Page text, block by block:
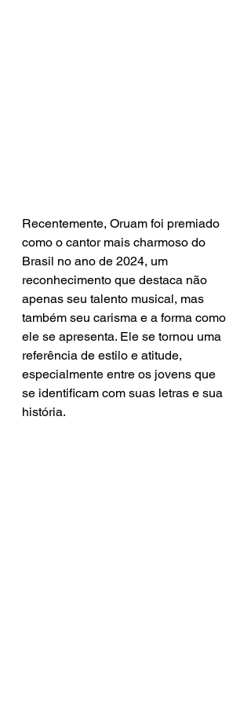
Recentemente, Oruam foi premiado
como o cantor mais charmoso do
Brasil no ano de 2024, um
reconhecimento que destaca não
apenas seu talento musical, mas
também seu carisma e a forma como
ele se apresenta. Ele se tornou uma
referência de estilo e atitude,
especialmente entre os jovens que
se identificam com suas letras e sua
história.